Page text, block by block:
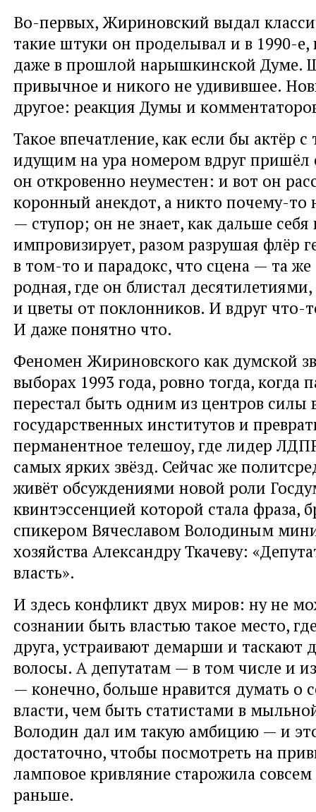
Во-первых, Жириновский выдал
такие штуки он проделывал и в 1990-е,
даже в прошлой нарышкинской Думе.
привычное и никого не удивившее.
другое: реакция Думы и
Такое впечатление, как если бы актёр
идущим на ура номером вдруг пришёл
он откровенно неуместен: и вот он
коронный анекдот, а никто почему-то
— ступор; он не знает, как дальше себя
импровизирует, разом разрушая флёр
в том-то и парадокс, что сцена — та же
родная, где он блистал
и цветы от поклонников. И вдруг что-
И даже понятно что.
Феномен Жириновского как думской
выборах 1993 года, ровно тогда, когда
перестал быть одним из центров силы
государственных институтов и
перманентное телешоу, где лидер
самых ярких звёзд. Сейчас же
живёт обсуждениями новой роли
квинтэссенцией которой стала фраза,
спикером Вячеславом Володиным
хозяйства Александру Ткачеву:
власть».
И здесь конфликт двух миров: ну не
сознании быть властью такое место,
друга, устраивают демарши и таскают
волосы. А депутатам — в том числе и
— конечно, больше нравится думать о
власти, чем быть статистами в
Володин дал им такую амбицию — и
достаточно, чтобы посмотреть на
ламповое кривляние старожила
раньше.